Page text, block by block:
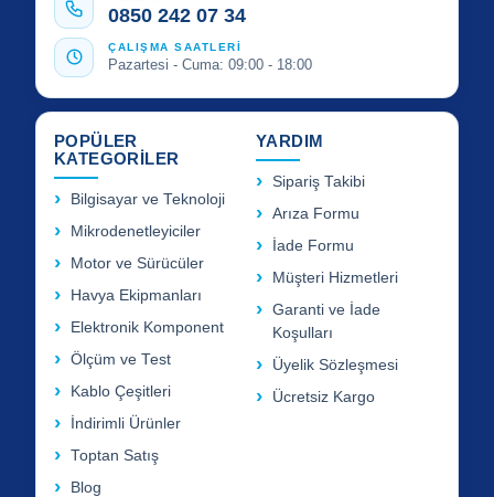
0850 242 07 34
ÇALIŞMA SAATLERİ
Pazartesi - Cuma: 09:00 - 18:00
POPÜLER
KATEGORİLER
Bilgisayar ve Teknoloji
Mikrodenetleyiciler
Motor ve Sürücüler
Havya Ekipmanları
Elektronik Komponent
Ölçüm ve Test
Kablo Çeşitleri
İndirimli Ürünler
Toptan Satış
Blog
YARDIM
Sipariş Takibi
Arıza Formu
İade Formu
Müşteri Hizmetleri
Garanti ve İade
Koşulları
Üyelik Sözleşmesi
Ücretsiz Kargo